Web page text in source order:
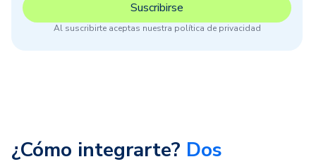
Al suscribirte aceptas nuestra política de privacidad
¿Cómo integrarte? Dos